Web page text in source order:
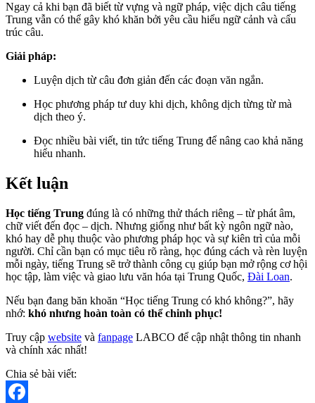
Ngay cả khi bạn đã biết từ vựng và ngữ pháp, việc dịch câu tiếng
Trung vẫn có thể gây khó khăn bởi yêu cầu hiểu ngữ cảnh và cấu
trúc câu.
Giải pháp:
Luyện dịch từ câu đơn giản đến các đoạn văn ngắn.
Học phương pháp tư duy khi dịch, không dịch từng từ mà
dịch theo ý.
Đọc nhiều bài viết, tin tức tiếng Trung để nâng cao khả năng
hiểu nhanh.
Kết luận
Học tiếng Trung đúng là có những thử thách riêng – từ phát âm,
chữ viết đến đọc – dịch. Nhưng giống như bất kỳ ngôn ngữ nào,
khó hay dễ phụ thuộc vào phương pháp học và sự kiên trì của mỗi
người. Chỉ cần bạn có mục tiêu rõ ràng, học đúng cách và rèn luyện
mỗi ngày, tiếng Trung sẽ trở thành công cụ giúp bạn mở rộng cơ hội
học tập, làm việc và giao lưu văn hóa tại Trung Quốc, Đài Loan.
Nếu bạn đang băn khoăn “Học tiếng Trung có khó không?”, hãy
nhớ: khó nhưng hoàn toàn có thể chinh phục!
Truy cập website và fanpage LABCO để cập nhật thông tin nhanh
và chính xác nhất!
Chia sẻ bài viết: